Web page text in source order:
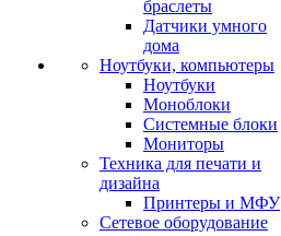
браслеты
Датчики умного
дома
Ноутбуки, компьютеры
Ноутбуки
Моноблоки
Системные блоки
Мониторы
Техника для печати и
дизайна
Принтеры и МФУ
Сетевое оборудование